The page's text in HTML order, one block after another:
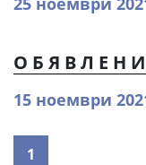
О Б Я В Л Е Н
15 ноември
1